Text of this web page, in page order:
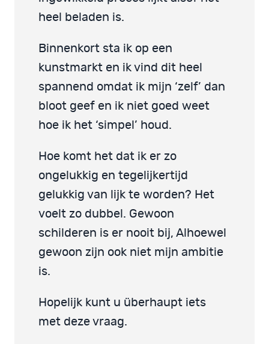
heel beladen is.
Binnenkort sta ik op een
kunstmarkt en ik vind dit heel
spannend omdat ik mijn ‘zelf’ dan
bloot geef en ik niet goed weet
hoe ik het ‘simpel’ houd.
Hoe komt het dat ik er zo
ongelukkig en tegelijkertijd
gelukkig van lijk te worden? Het
voelt zo dubbel. Gewoon
schilderen is er nooit bij, Alhoewel
gewoon zijn ook niet mijn ambitie
is.
Hopelijk kunt u überhaupt iets
met deze vraag.